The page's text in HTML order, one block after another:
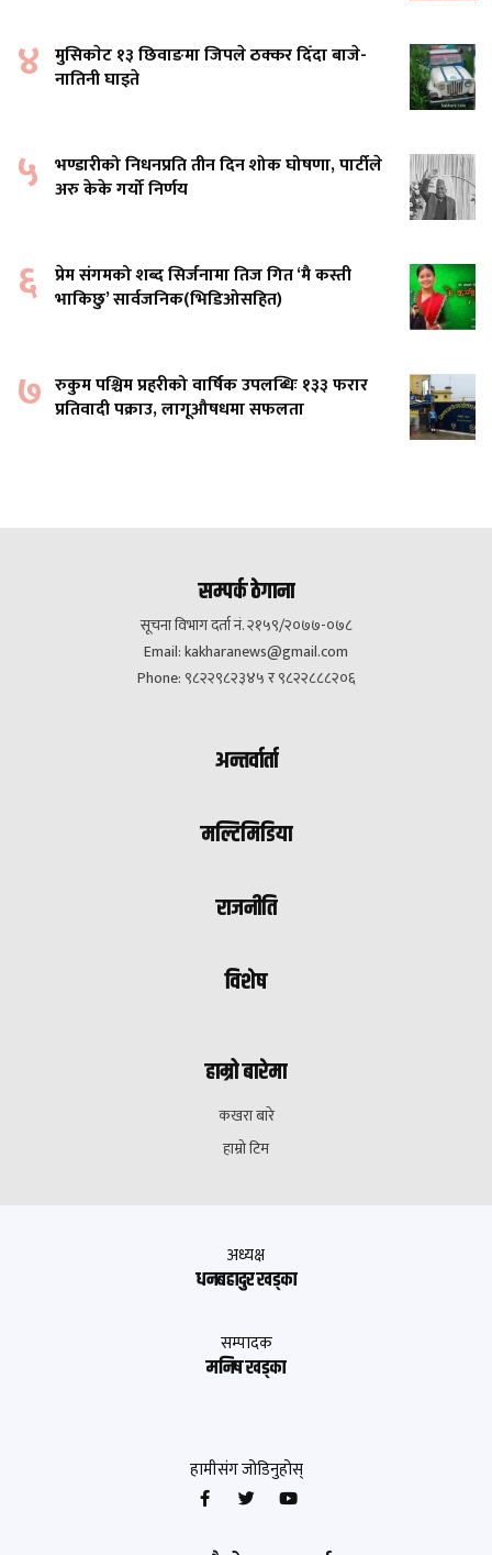
४ मुसिकाेट १३ छिवाङमा जिपले ठक्कर दिँदा बाजे-
नातिनी घाइते
५ भण्डारीको निधनप्रति तीन दिन शोक घोषणा, पार्टीले
अरु केके गर्यो निर्णय
६ प्रेम संगमको शब्द सिर्जनामा तिज गित ‘मै कस्ती
भाकिछु’ सार्वजनिक(भिडिओसहित)
७ रुकुम पश्चिम प्रहरीको वार्षिक उपलब्धिः १३३ फरार
प्रतिवादी पक्राउ, लागूऔषधमा सफलता
सम्पर्क ठेगाना
सूचना विभाग दर्ता नं. २१५९/२०७७-०७८
Email:kakharanews@gmail.com
Phone: ९८२२९८२३४५ र ९८२२८८८२०६
अन्तर्वार्ता
मल्टिमिडिया
राजनीति
विशेष
हाम्रो बारेमा
कखरा बारे
हाम्रो टिम
अध्यक्ष
धनबहादुर खड्का
सम्पादक
मनिष खड्का
हामीसंग जोडिनुहोस्